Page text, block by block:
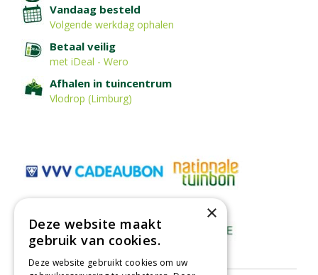
Vandaag besteld
Volgende werkdag ophalen
Betaal veilig
met iDeal - Wero
Afhalen in tuincentrum
Vlodrop (Limburg)
×
Deze website maakt
gebruik van cookies.
Deze website gebruikt cookies om uw